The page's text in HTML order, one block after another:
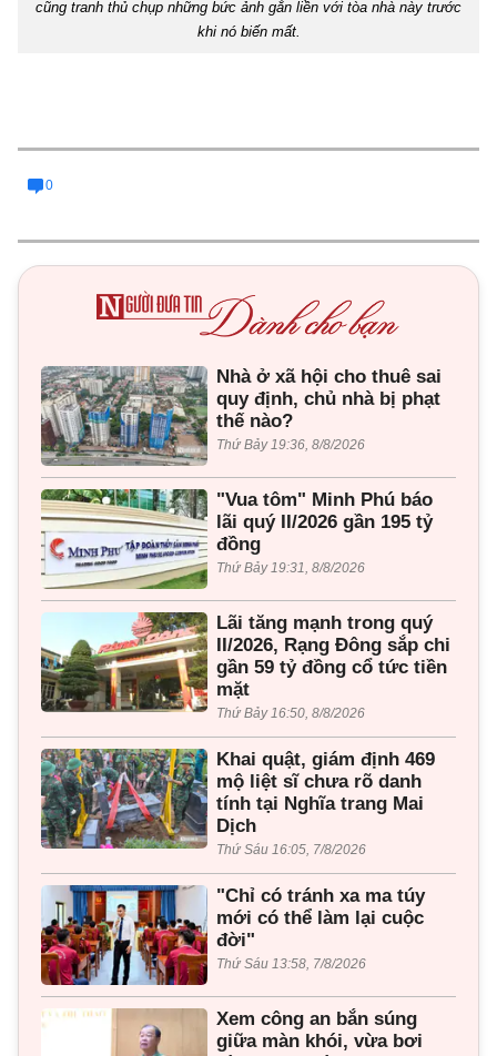
cũng tranh thủ chụp những bức ảnh gắn liền với tòa nhà này trước
khi nó biến mất.
0
Nhà ở xã hội cho thuê sai
quy định, chủ nhà bị phạt
thế nào?
Thứ Bảy 19:36, 8/8/2026
"Vua tôm" Minh Phú báo
lãi quý II/2026 gần 195 tỷ
đồng
Thứ Bảy 19:31, 8/8/2026
Lãi tăng mạnh trong quý
II/2026, Rạng Đông sắp chi
gần 59 tỷ đồng cổ tức tiền
mặt
Thứ Bảy 16:50, 8/8/2026
Khai quật, giám định 469
mộ liệt sĩ chưa rõ danh
tính tại Nghĩa trang Mai
Dịch
Thứ Sáu 16:05, 7/8/2026
"Chỉ có tránh xa ma túy
mới có thể làm lại cuộc
đời"
Thứ Sáu 13:58, 7/8/2026
Xem công an bắn súng
giữa màn khói, vừa bơi